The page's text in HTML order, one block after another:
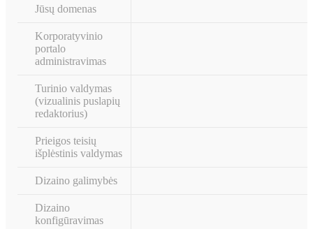
Jūsų domenas
Korporatyvinio
portalo
administravimas
Turinio valdymas
(vizualinis puslapių
redaktorius)
Prieigos teisių
išplėstinis valdymas
Dizaino galimybės
Dizaino
konfigūravimas